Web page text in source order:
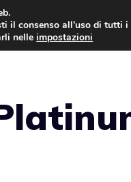
AUTO NEWS
il consenso all’uso di tutti
nelleimpostazioni